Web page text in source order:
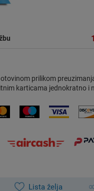
prilikom
karticama jednokratno i
Lista želja